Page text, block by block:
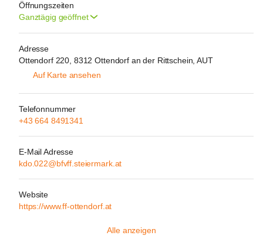
Öffnungszeiten
Ganztägig geöffnet
Adresse
Ottendorf 220, 8312 Ottendorf an der Rittschein, AUT
Auf Karte ansehen
Telefonnummer
+43 664 8491341
E-Mail Adresse
kdo.022@bfvff.steiermark.at
Website
https://www.ff-ottendorf.at
Alle anzeigen